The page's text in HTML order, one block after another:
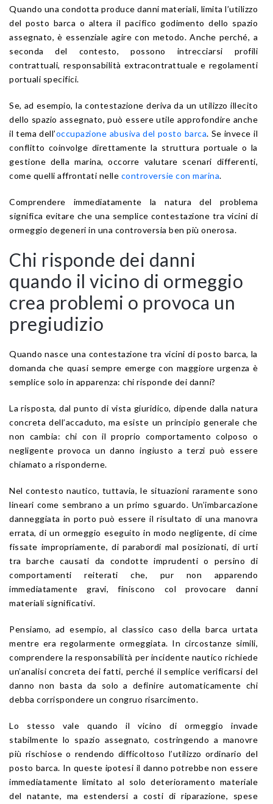
Quando una condotta produce danni materiali, limita l’utilizzo
del posto barca o altera il pacifico godimento dello spazio
assegnato, è essenziale agire con metodo. Anche perché, a
seconda del contesto, possono intrecciarsi profili
contrattuali, responsabilità extracontrattuale e regolamenti
portuali specifici.
Se, ad esempio, la contestazione deriva da un utilizzo illecito
dello spazio assegnato, può essere utile approfondire anche
il tema dell’occupazione abusiva del posto barca. Se invece il
conflitto coinvolge direttamente la struttura portuale o la
gestione della marina, occorre valutare scenari differenti,
come quelli affrontati nelle controversie con marina.
Comprendere immediatamente la natura del problema
significa evitare che una semplice contestazione tra vicini di
ormeggio degeneri in una controversia ben più onerosa.
Chi risponde dei danni
quando il vicino di ormeggio
crea problemi o provoca un
pregiudizio
Quando nasce una contestazione tra vicini di posto barca, la
domanda che quasi sempre emerge con maggiore urgenza è
semplice solo in apparenza: chi risponde dei danni?
La risposta, dal punto di vista giuridico, dipende dalla natura
concreta dell’accaduto, ma esiste un principio generale che
non cambia: chi con il proprio comportamento colposo o
negligente provoca un danno ingiusto a terzi può essere
chiamato a risponderne.
Nel contesto nautico, tuttavia, le situazioni raramente sono
lineari come sembrano a un primo sguardo. Un’imbarcazione
danneggiata in porto può essere il risultato di una manovra
errata, di un ormeggio eseguito in modo negligente, di cime
fissate impropriamente, di parabordi mal posizionati, di urti
tra barche causati da condotte imprudenti o persino di
comportamenti reiterati che, pur non apparendo
immediatamente gravi, finiscono col provocare danni
materiali significativi.
Pensiamo, ad esempio, al classico caso della barca urtata
mentre era regolarmente ormeggiata. In circostanze simili,
comprendere la responsabilità per incidente nautico richiede
un’analisi concreta dei fatti, perché il semplice verificarsi del
danno non basta da solo a definire automaticamente chi
debba corrispondere un congruo risarcimento.
Lo stesso vale quando il vicino di ormeggio invade
stabilmente lo spazio assegnato, costringendo a manovre
più rischiose o rendendo difficoltoso l’utilizzo ordinario del
posto barca. In queste ipotesi il danno potrebbe non essere
immediatamente limitato al solo deterioramento materiale
del natante, ma estendersi a costi di riparazione, spese